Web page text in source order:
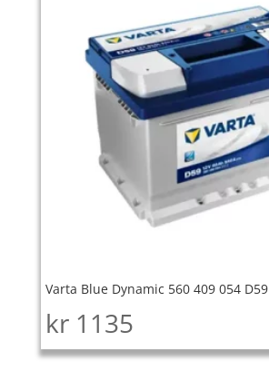
Varta Blue Dynamic 560 409 054 D59
kr 1135